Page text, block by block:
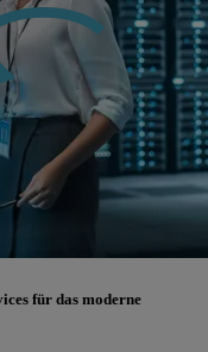
für das moderne